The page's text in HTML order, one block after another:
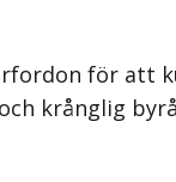
för att
krånglig